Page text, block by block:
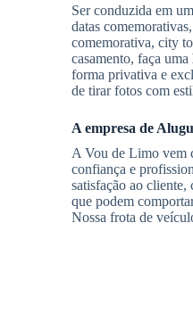
Ser conduzida em
datas
comemorativa, city
casamento, faça uma
forma privativa e
de tirar fotos com
A empresa de
A Vou de Limo vem
confiança e
satisfação ao cliente,
que podem
Nossa frota de